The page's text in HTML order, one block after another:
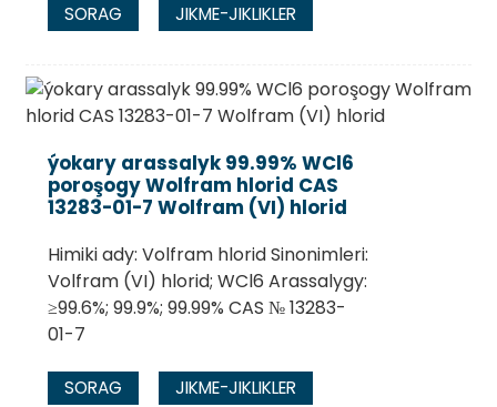
SORAG JIKME-JIKLIKLER
ýokary arassalyk 99.99% WCl6
poroşogy Wolfram hlorid CAS
13283-01-7 Wolfram (VI) hlorid
Himiki ady: Volfram hlorid Sinonimleri:
Volfram (VI) hlorid; WCl6 Arassalygy:
≥99.6%; 99.9%; 99.99% CAS № 13283-
01-7
SORAG JIKME-JIKLIKLER